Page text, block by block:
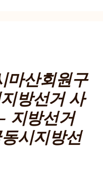
마산회원구
방선거 사
지방선거
시지방선